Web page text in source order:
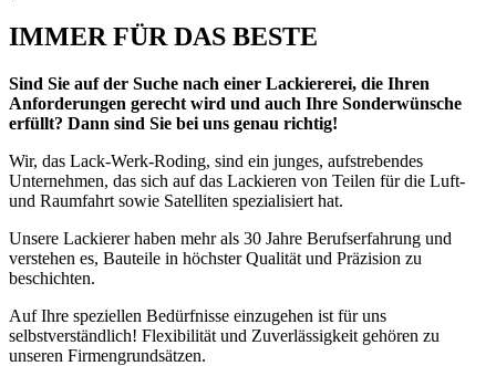
IMMER FÜR DAS BESTE
Sind Sie auf der Suche nach einer Lackiererei, die Ihren
Anforderungen gerecht wird und auch Ihre Sonderwünsche
erfüllt? Dann sind Sie bei uns genau richtig!
Wir, das Lack-Werk-Roding, sind ein junges, aufstrebendes
Unternehmen, das sich auf das Lackieren von Teilen für die Luft-
und Raumfahrt sowie Satelliten spezialisiert hat.
Unsere Lackierer haben mehr als 30 Jahre Berufserfahrung und
verstehen es, Bauteile in höchster Qualität und Präzision zu
beschichten.
Auf Ihre speziellen Bedürfnisse einzugehen ist für uns
selbstverständlich! Flexibilität und Zuverlässigkeit gehören zu
unseren Firmengrundsätzen.